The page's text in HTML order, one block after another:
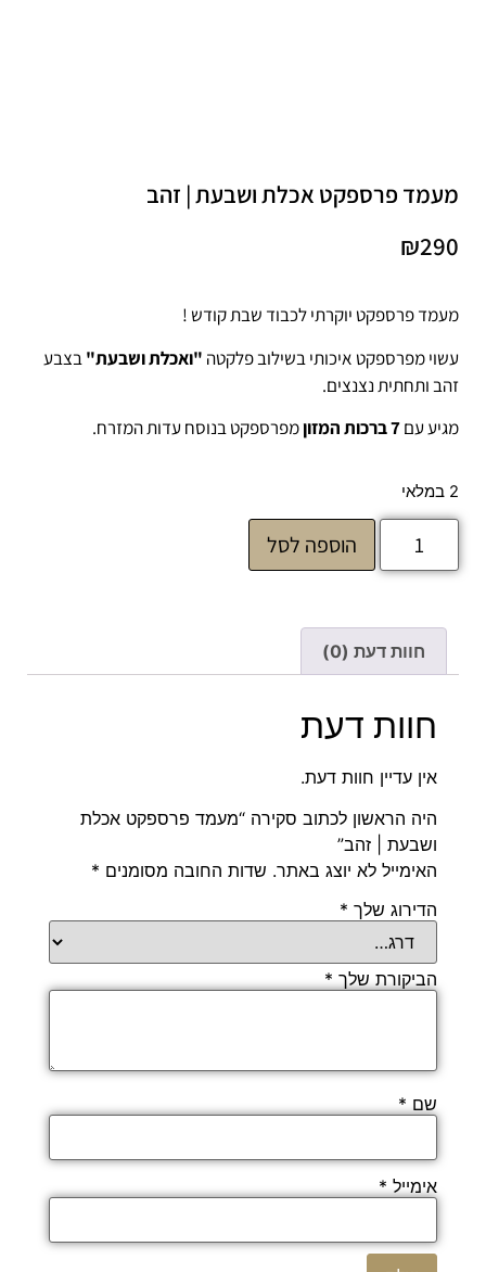
מעמד פרספקט אכלת ושבעת | זהב
₪290
מעמד פרספקט יוקרתי לכבוד שבת קודש !
עשוי מפרספקט איכותי בשילוב פלקטה "ואכלת ושבעת"בצבע
זהב ותחתית נצנצים.
מגיע עם
מפרספקט בנוסח עדות המזרח.
2 במלאי
הוספה לסל
חוות דעת (0)
חוות דעת
אין עדיין חוות דעת.
היה הראשון לכתוב סקירה “מעמד פרספקט אכלת
ושבעת | זהב”
האימייל לא יוצג באתר. שדות החובה מסומנים *
הדירוג שלך *
הביקורת שלך *
שם *
אימייל *